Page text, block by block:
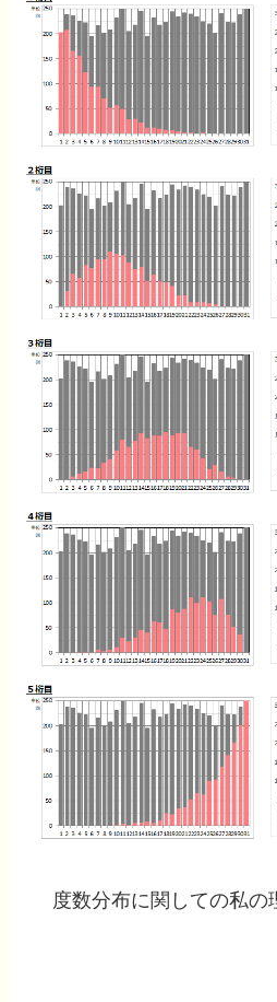
度数分布に関しての私の